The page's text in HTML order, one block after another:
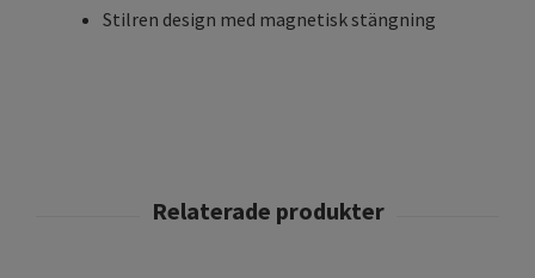
Stilren design med magnetisk stängning